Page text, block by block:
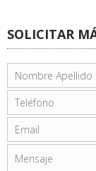
SOLICITAR